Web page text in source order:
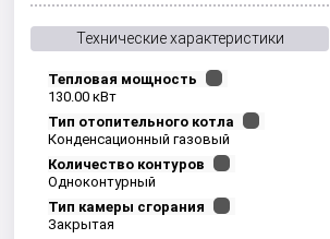
Технические характеристики
Тепловая мощность
130.00 кВт
Тип отопительного котла
Конденсационный газовый
Количество контуров
Одноконтурный
Тип камеры сгорания
Закрытая